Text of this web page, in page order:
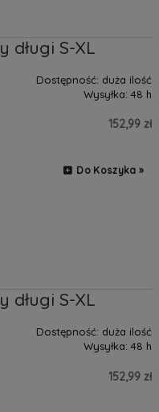
długi S-XL
Dostępność: duża ilość
Wysyłka: 48 h
152,99 zł
Do Koszyka »
długi S-XL
Dostępność: duża ilość
Wysyłka: 48 h
152,99 zł